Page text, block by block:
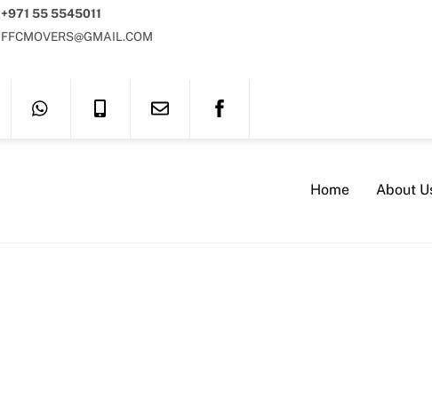
+971 55 5545011
FFCMOVERS@GMAIL.COM
Home About